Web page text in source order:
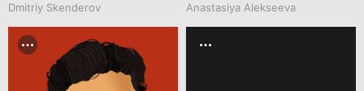
Dmitriy Skenderov Anastasiya Alekseeva